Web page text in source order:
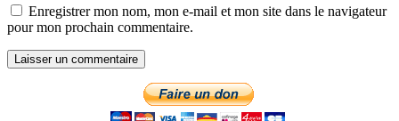
Enregistrer mon nom, mon e-mail et mon site dans le navigateur
pour mon prochain commentaire.